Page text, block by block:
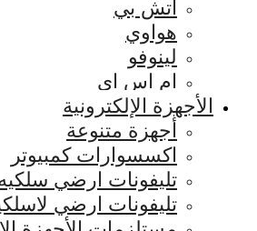
اتش بي
هواوي
لينوفو
ام اس اي
الأجهزة الإلكترونية
أجهزة متنوعة
اكسسوارات كمبيوتر
تليفونات ارضي
تليفونات ارضي